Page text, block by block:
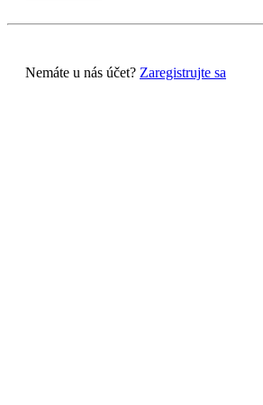
Nemáte u nás účet? Zaregistrujte sa